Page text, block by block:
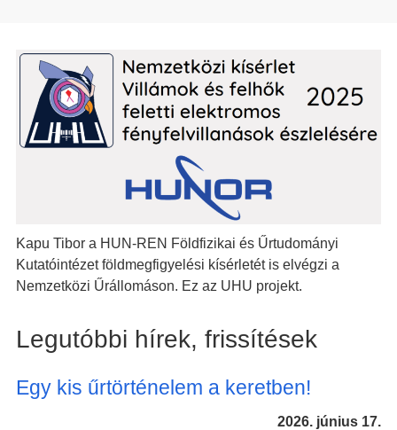
Kapu Tibor a HUN-REN Földfizikai és Űrtudományi
Kutatóintézet földmegfigyelési kísérletét is elvégzi a
Nemzetközi Űrállomáson. Ez az UHU projekt.
Legutóbbi hírek, frissítések
Egy kis űrtörténelem a keretben!
2026. június 17.